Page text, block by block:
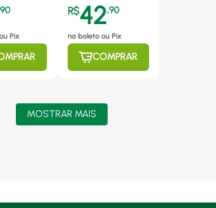
90
Pix
6343.25
R$42,90
no boleto ou Pix
COMPRAR
MOSTRAR MAIS